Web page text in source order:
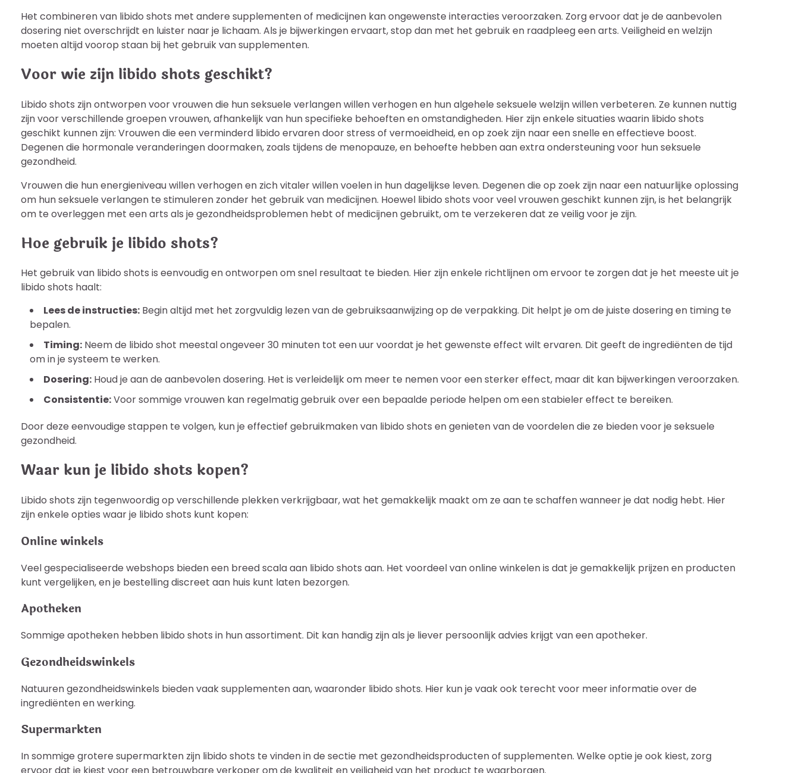
Het combineren van libido shots met andere supplementen of medicijnen kan ongewenste interacties veroorzaken. Zorg ervoor dat je de aanbevolen
dosering niet overschrijdt en luister naar je lichaam. Als je bijwerkingen ervaart, stop dan met het gebruik en raadpleeg een arts. Veiligheid en welzijn
moeten altijd voorop staan bij het gebruik van supplementen.
Voor wie zijn libido shots geschikt?
Libido shots zijn ontworpen voor vrouwen die hun seksuele verlangen willen verhogen en hun algehele seksuele welzijn willen verbeteren. Ze kunnen nuttig
zijn voor verschillende groepen vrouwen, afhankelijk van hun specifieke behoeften en omstandigheden. Hier zijn enkele situaties waarin libido shots
geschikt kunnen zijn: Vrouwen die een verminderd libido ervaren door stress of vermoeidheid, en op zoek zijn naar een snelle en effectieve boost.
Degenen die hormonale veranderingen doormaken, zoals tijdens de menopauze, en behoefte hebben aan extra ondersteuning voor hun seksuele
gezondheid.
Vrouwen die hun energieniveau willen verhogen en zich vitaler willen voelen in hun dagelijkse leven. Degenen die op zoek zijn naar een natuurlijke oplossing
om hun seksuele verlangen te stimuleren zonder het gebruik van medicijnen. Hoewel libido shots voor veel vrouwen geschikt kunnen zijn, is het belangrijk
om te overleggen met een arts als je gezondheidsproblemen hebt of medicijnen gebruikt, om te verzekeren dat ze veilig voor je zijn.
Hoe gebruik je libido shots?
Het gebruik van libido shots is eenvoudig en ontworpen om snel resultaat te bieden. Hier zijn enkele richtlijnen om ervoor te zorgen dat je het meeste uit je
libido shots haalt:
Lees de instructies: Begin altijd met het zorgvuldig lezen van de gebruiksaanwijzing op de verpakking. Dit helpt je om de juiste dosering en timing te
bepalen.
Timing: Neem de libido shot meestal ongeveer 30 minuten tot een uur voordat je het gewenste effect wilt ervaren. Dit geeft de ingrediënten de tijd
om in je systeem te werken.
Dosering: Houd je aan de aanbevolen dosering. Het is verleidelijk om meer te nemen voor een sterker effect, maar dit kan bijwerkingen veroorzaken.
Consistentie:Voor sommige vrouwen kan regelmatig gebruik over een bepaalde periode helpen om een stabieler effect te bereiken.
Door deze eenvoudige stappen te volgen, kun je effectief gebruikmaken van libido shots en genieten van de voordelen die ze bieden voor je seksuele
gezondheid.
Waar kun je libido shots kopen?
Libido shots zijn tegenwoordig op verschillende plekken verkrijgbaar, wat het gemakkelijk maakt om ze aan te schaffen wanneer je dat nodig hebt. Hier
zijn enkele opties waar je libido shots kunt kopen:
Online winkels
Veel gespecialiseerde webshops bieden een breed scala aan libido shots aan. Het voordeel van online winkelen is dat je gemakkelijk prijzen en producten
kunt vergelijken, en je bestelling discreet aan huis kunt laten bezorgen.
Apotheken
Sommige apotheken hebben libido shots in hun assortiment. Dit kan handig zijn als je liever persoonlijk advies krijgt van een apotheker.
Gezondheidswinkels
Natuuren gezondheidswinkels bieden vaak supplementen aan, waaronder libido shots. Hier kun je vaak ook terecht voor meer informatie over de
ingrediënten en werking.
Supermarkten
In sommige grotere supermarkten zijn libido shots te vinden in de sectie met gezondheidsproducten of supplementen. Welke optie je ook kiest, zorg